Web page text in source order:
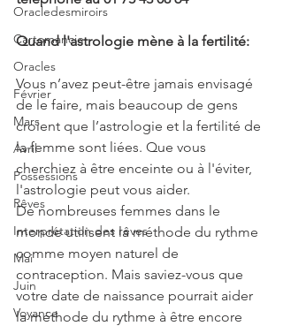
Oracledesmiroirs
Cartomancie
Oracles
Février
Mars
Avril
Possessions
Rêves
Interprétation des rêves
Mai
Juin
Voyance
Quand l'astrologie mène à la fertilité:
Vous n’avez peut-être jamais envisagé
de le faire, mais beaucoup de gens
croient que l’astrologie et la fertilité de
la femme sont liées. Que vous
cherchiez à être enceinte ou à l'éviter,
l'astrologie peut vous aider.
De nombreuses femmes dans le
monde utilisent la méthode du rythme
comme moyen naturel de
contraception. Mais saviez-vous que
votre date de naissance pourrait aider
la méthode du rythme à être encore